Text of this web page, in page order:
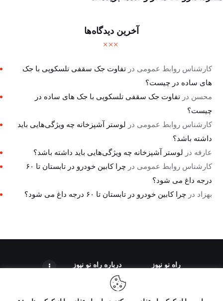
آخرین دیدگاه‌ها
کارشناس روابط عمومی درتفاوت جک سقفی تلسکوپی با جک
های ساده در چیست؟
محسن درتفاوت جک سقفی تلسکوپی با جک های ساده در
چیست؟
کارشناس روابط عمومی در لوستر آشپزخانه چه ویژگی‌هایی باید
داشته باشد؟
عارفه در لوستر آشپزخانه چه ویژگی‌هایی باید داشته باشد؟
کارشناس روابط عمومی در
چرا کابین خودرو در تابستان تا ۶۰
درجه داغ می شود؟
بهزاد درچرا کابین خودرو در تابستان تا ۶۰ درجه داغ می شود؟
راه نو نیوز درباره راه‌ نو نیوز